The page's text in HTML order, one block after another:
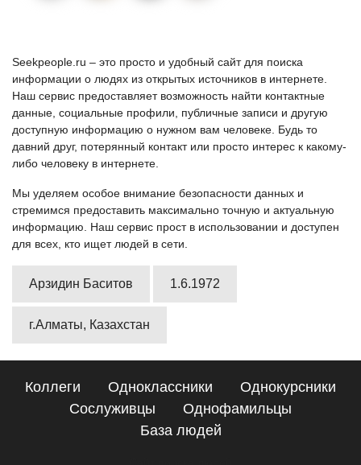
Seekpeople.ru – это просто и удобный сайт для поиска
информации о людях из открытых источников в интернете.
Наш сервис предоставляет возможность найти контактные
данные, социальные профили, публичные записи и другую
доступную информацию о нужном вам человеке. Будь то
давний друг, потерянный контакт или просто интерес к какому-
либо человеку в интернете.
Мы уделяем особое внимание безопасности данных и
стремимся предоставить максимально точную и актуальную
информацию. Наш сервис прост в использовании и доступен
для всех, кто ищет людей в сети.
Арзидин Баситов 1.6.1972
г.Алматы, Казахстан
Коллеги Одноклассники
Однокурсники
Сослуживцы
Однофамильцы
База людей